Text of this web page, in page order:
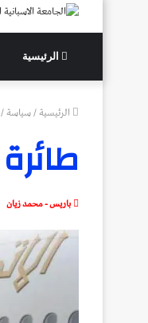
الرئيسية
الرئيسية/سياسة/
باريس - محمد زيان